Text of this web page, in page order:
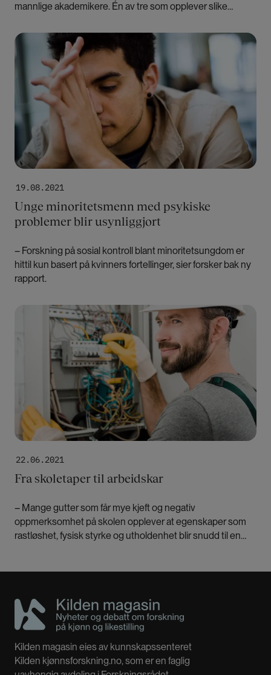
mannlige akademikere. Én av tre som opplever slike
Lotta Snickare.
19.08.2021
Unge minoritetsmenn med psykiske
problemer blir usynliggjort
– Forskning på sosial kontroll blant minoritetsungdom er
hittil kun basert på kvinners fortellinger, sier forsker bak ny
rapport.
Bilde
22.06.2021
Fra skoletaper til arbeidskar
– Mange gutter som får mye kjeft og negativ
oppmerksomhet på skolen opplever at egenskaper som
rastløshet, fysisk styrke og utholdenhet blir snudd til en
Kilden magasin eies av kunnskapssenteret
Kilden kjønnsforskning.no, som er en faglig